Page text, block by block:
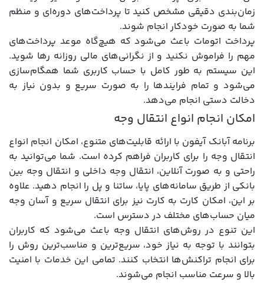
زمان‌بندی دقیقی مشخص کنید تا پرداخت‌های دوره‌ای و منظم
شما به صورت خودکار انجام شوند.
پرداخت اتومات باعث می‌شود که هیچ‌گاه موعد پرداخت‌های
مهم را فراموش نکنید و از نگرانی‌های مالی روزانه رها شوید.
این سیستم به طور کامل با حساب کاربری شما همگام‌سازی
می‌شود و تمام فرایندها را به صورت سریع و بدون نیاز به
دخالت دستی انجام می‌دهد.
امکان انجام انواع انتقال وجه
برنامه آبانک آیفون با ارائه قابلیت‌های متنوع، امکان انجام انواع
انتقال وجه را برای کاربران فراهم کرده است. شما می‌توانید به
راحتی و به صورت آنلاین، انتقال وجه داخلی و انتقال وجه بین
بانکی از طریق سامانه‌های پایا، ساتنا و پل را انجام دهید. علاوه
بر این، امکان کارت به کارت نیز برای انتقال سریع و آسان وجه
میان حساب‌های مختلف در دسترس است.
این تنوع در روش‌های انتقال وجه باعث می‌شود که کاربران
بتوانند با توجه به نیاز خود، سریع‌ترین و مناسب‌ترین روش را
برای انجام تراکنش‌ها انتخاب کنند. تمامی این خدمات با امنیت
بالا و سرعت مناسب انجام می‌شوند.